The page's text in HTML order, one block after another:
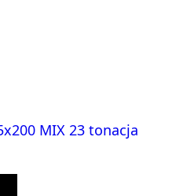
MIX 23 tonacja